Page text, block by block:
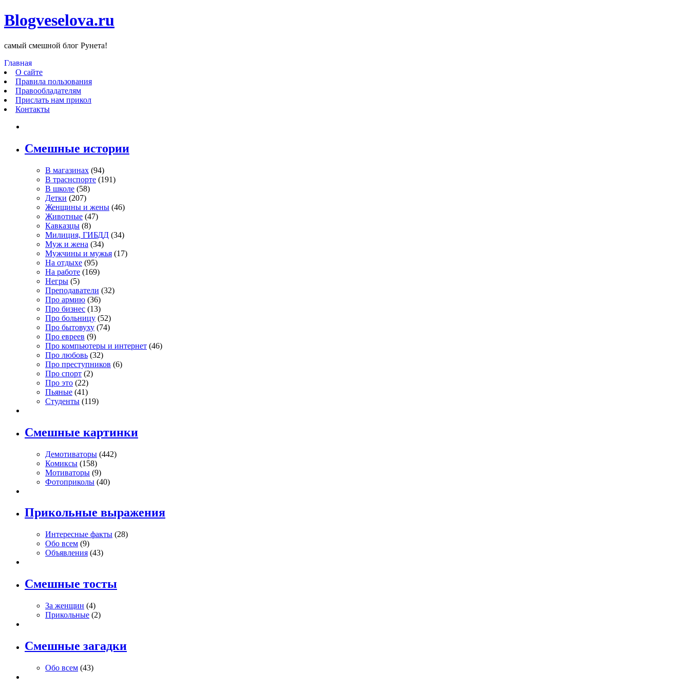
Blogveselova.ru
самый смешной блог Рунета!
Главная
О сайте
Правила пользования
Правообладателям
Прислать нам прикол
Контакты
Смешные истории
В магазинах (94)
В траснспорте (191)
В школе (58)
Детки (207)
Женщины и жены (46)
Животные (47)
Кавказцы (8)
Милиция, ГИБДД (34)
Муж и жена (34)
Мужчины и мужья (17)
На отдыхе (95)
На работе (169)
Негры (5)
Преподаватели (32)
Про армию (36)
Про бизнес (13)
Про больницу (52)
Про бытовуху (74)
Про евреев (9)
Про компьютеры и интернет (46)
Про любовь (32)
Про преступников (6)
Про спорт (2)
Про это (22)
Пьяные (41)
Студенты (119)
Смешные картинки
Демотиваторы (442)
Комиксы (158)
Мотиваторы (9)
Фотоприколы (40)
Прикольные выражения
Интересные факты (28)
Обо всем (9)
Объявления (43)
Смешные тосты
За женщин (4)
Прикольные (2)
Смешные загадки
Обо всем (43)